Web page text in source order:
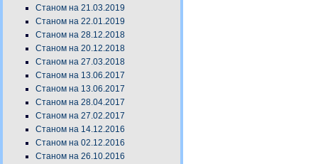
Станом на 21.03.2019
Станом на 22.01.2019
Станом на 28.12.2018
Станом на 20.12.2018
Станом на 27.03.2018
Станом на 13.06.2017
Станом на 13.06.2017
Станом на 28.04.2017
Станом на 27.02.2017
Станом на 14.12.2016
Станом на 02.12.2016
Станом на 26.10.2016